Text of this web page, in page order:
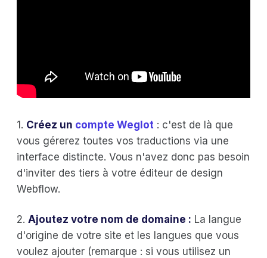
1. Créez un compte Weglot : c'est de là que
vous gérerez toutes vos traductions via une
interface distincte. Vous n'avez donc pas besoin
d'inviter des tiers à votre éditeur de design
Webflow.
2. Ajoutez votre nom de domaine : La langue
d'origine de votre site et les langues que vous
voulez ajouter (remarque : si vous utilisez un